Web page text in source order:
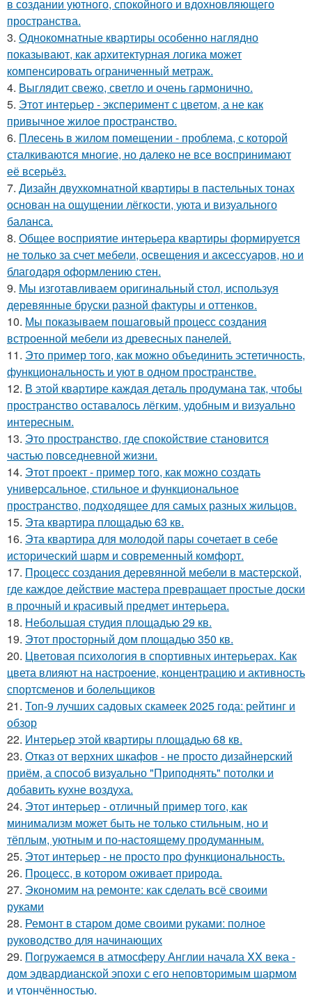
в создании уютного, спокойного и вдохновляющего
пространства.
3. Однокомнатные квартиры особенно наглядно
показывают, как архитектурная логика может
компенсировать ограниченный метраж.
4. Выглядит свежо, светло и очень гармонично.
5. Этот интерьер - эксперимент с цветом, а не как
привычное жилое пространство.
6. Плесень в жилом помещении - проблема, с которой
сталкиваются многие, но далеко не все воспринимают
её всерьёз.
7. Дизайн двухкомнатной квартиры в пастельных тонах
основан на ощущении лёгкости, уюта и визуального
баланса.
8. Общее восприятие интерьера квартиры формируется
не только за счет мебели, освещения и аксессуаров, но и
благодаря оформлению стен.
9. Мы изготавливаем оригинальный стол, используя
деревянные бруски разной фактуры и оттенков.
10. Мы показываем пошаговый процесс создания
встроенной мебели из древесных панелей.
11. Это пример того, как можно объединить эстетичность,
функциональность и уют в одном пространстве.
12. В этой квартире каждая деталь продумана так, чтобы
пространство оставалось лёгким, удобным и визуально
интересным.
13. Это пространство, где спокойствие становится
частью повседневной жизни.
14. Этот проект - пример того, как можно создать
универсальное, стильное и функциональное
пространство, подходящее для самых разных жильцов.
15. Эта квартира площадью 63 кв.
16. Эта квартира для молодой пары сочетает в себе
исторический шарм и современный комфорт.
17. Процесс создания деревянной мебели в мастерской,
где каждое действие мастера превращает простые доски
в прочный и красивый предмет интерьера.
18. Небольшая студия площадью 29 кв.
19. Этот просторный дом площадью 350 кв.
20. Цветовая психология в спортивных интерьерах. Как
цвета влияют на настроение, концентрацию и активность
спортсменов и болельщиков
21. Топ-9 лучших садовых скамеек 2025 года: рейтинг и
обзор
22. Интерьер этой квартиры площадью 68 кв.
23. Отказ от верхних шкафов - не просто дизайнерский
приём, а способ визуально "Приподнять" потолки и
добавить кухне воздуха.
24. Этот интерьер - отличный пример того, как
минимализм может быть не только стильным, но и
тёплым, уютным и по-настоящему продуманным.
25. Этот интерьер - не просто про функциональность.
26. Процесс, в котором оживает природа.
27. Экономим на ремонте: как сделать всё своими
руками
28. Ремонт в старом доме своими руками: полное
руководство для начинающих
29. Погружаемся в атмосферу Англии начала XX века -
дом эдвардианской эпохи с его неповторимым шармом
и утончённостью.